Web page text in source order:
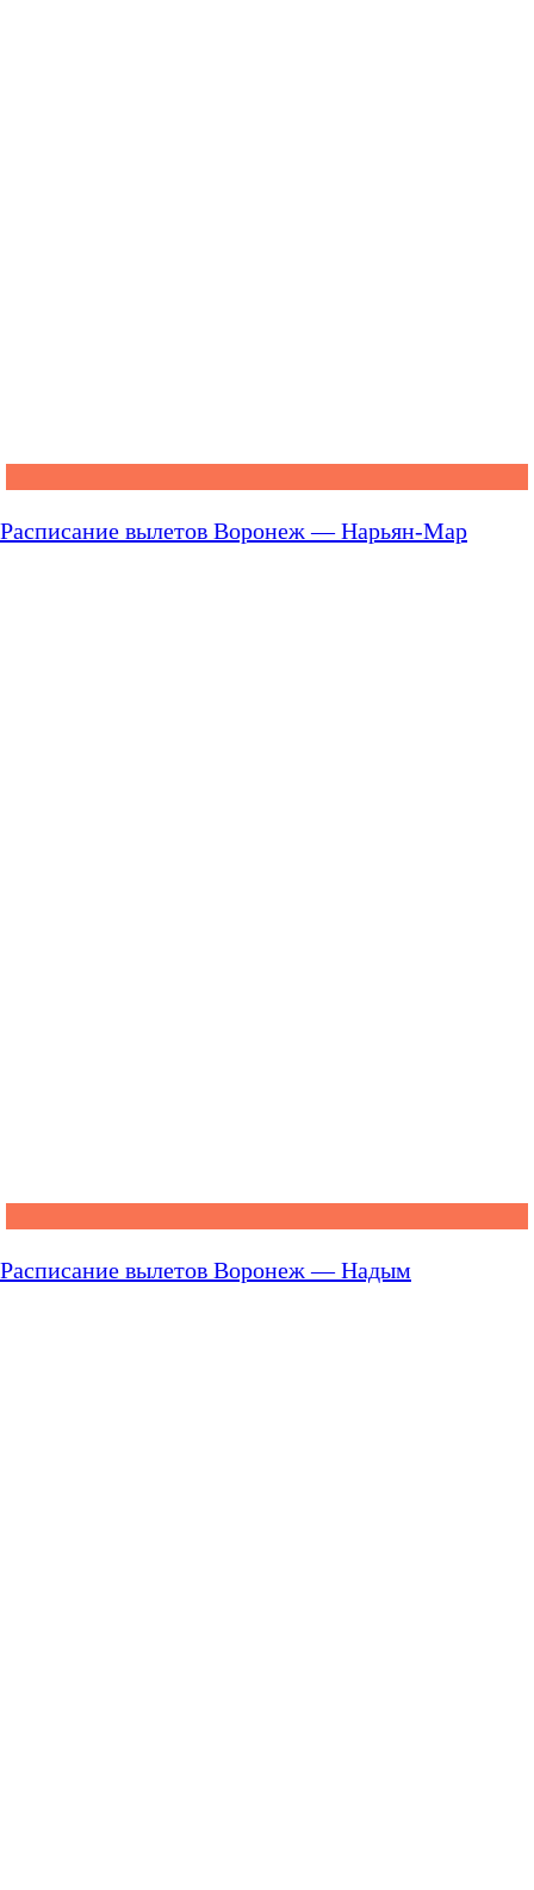
Расписание вылетов Воронеж — Нарьян-Мар
Расписание вылетов Воронеж — Надым